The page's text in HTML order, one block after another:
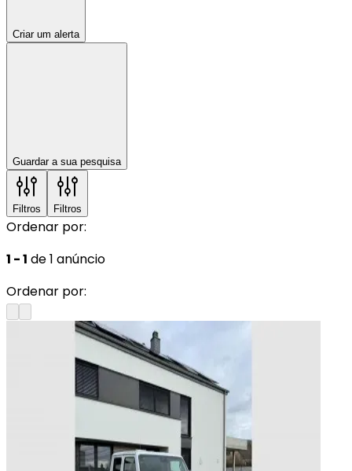
Criar um alerta
Guardar a sua pesquisa
Filtros Filtros
Ordenar por:
1 - 1 de 1 anúncio
Ordenar por: